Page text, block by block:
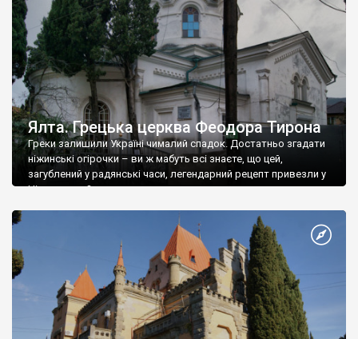
Ялта. Грецька церква Феодора Тирона
Греки залишили Україні чималий спадок. Достатньо згадати
ніжинські огірочки – ви ж мабуть всі знаєте, що цей,
загублений у радянські часи, легендарний рецепт привезли у
Ніжин греки?